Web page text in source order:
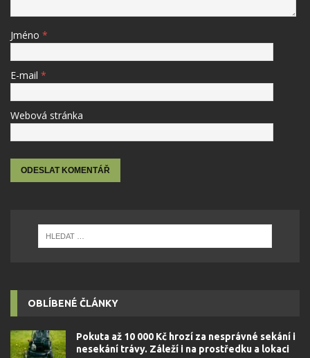
Jméno *
E-mail *
Webová stránka
OBLÍBENÉ ČLÁNKY
Pokuta až 10 000 Kč hrozí za nesprávné sekání i
nesekání trávy. Záleží i na prostředku a lokaci